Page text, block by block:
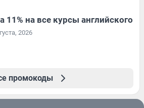
11% на все курсы английского
2026
промокоды